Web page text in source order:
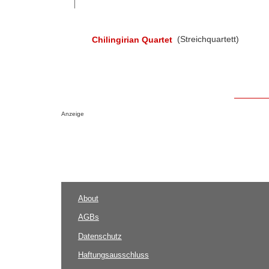
Chilingirian Quartet (Streichquartett)
Anzeige
About
AGBs
Datenschutz
Haftungsausschluss